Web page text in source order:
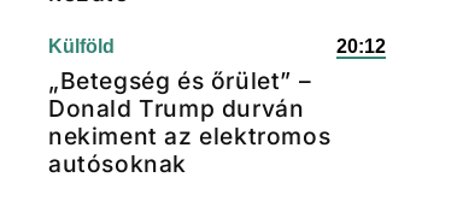
Külföld 20:12
„Betegség és őrület” –
Donald Trump durván
nekiment az elektromos
autósoknak